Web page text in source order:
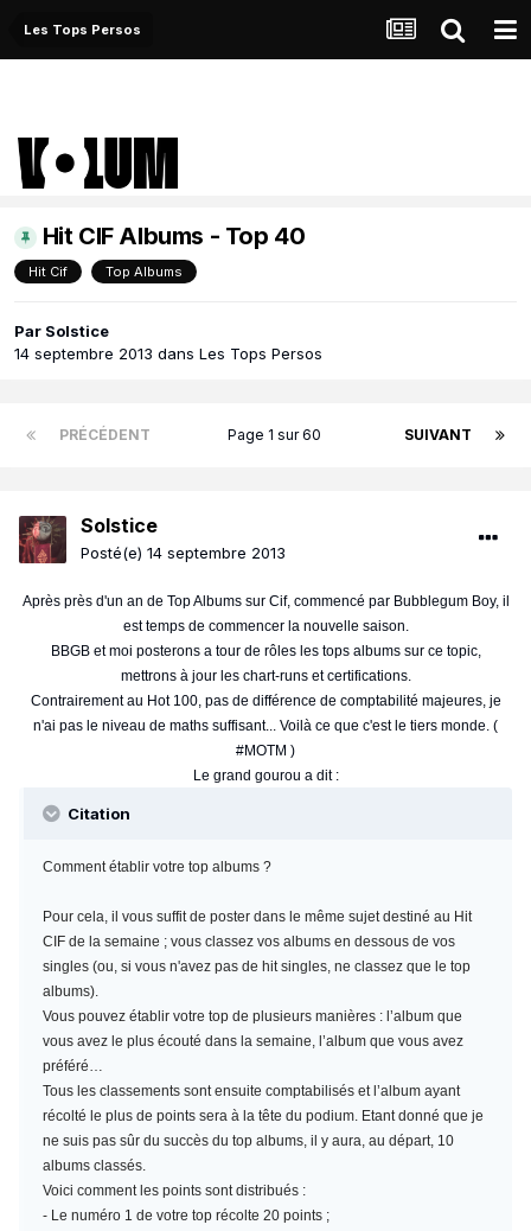
Les Tops Persos
Hit CIF Albums - Top 40
Hit Cif Top Albums
Par Solstice
14 septembre 2013 dans Les Tops Persos
PRÉCÉDENT SUIVANT
Page 1 sur 60
Solstice
Posté(e) 14 septembre 2013
Après près d'un an de Top Albums sur Cif, commencé par Bubblegum Boy, il
est temps de commencer la nouvelle saison.
BBGB et moi posterons a tour de rôles les tops albums sur ce topic,
mettrons à jour les chart-runs et certifications.
Contrairement au Hot 100, pas de différence de comptabilité majeures, je
n'ai pas le niveau de maths suffisant... Voilà ce que c'est le tiers monde. (
#MOTM )
Le grand gourou a dit :
Citation
Comment établir votre top albums ?
Pour cela, il vous suffit de poster dans le même sujet destiné au Hit
CIF de la semaine ; vous classez vos albums en dessous de vos
singles (ou, si vous n'avez pas de hit singles, ne classez que le top
albums).
Vous pouvez établir votre top de plusieurs manières : l’album que
vous avez le plus écouté dans la semaine, l’album que vous avez
préféré…
Tous les classements sont ensuite comptabilisés et l’album ayant
récolté le plus de points sera à la tête du podium. Etant donné que je
ne suis pas sûr du succès du top albums, il y aura, au départ, 10
albums classés.
Voici comment les points sont distribués :
- Le numéro 1 de votre top récolte 20 points ;